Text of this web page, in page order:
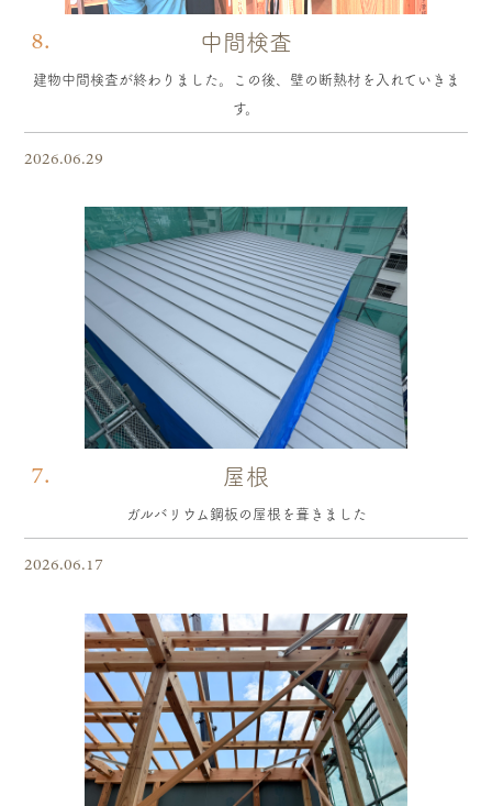
8. 中間検査
建物中間検査が終わりました。この後、壁の断熱材を入れていきま
す。
2026.06.29
7. 屋根
ガルバリウム鋼板の屋根を葺きました
2026.06.17